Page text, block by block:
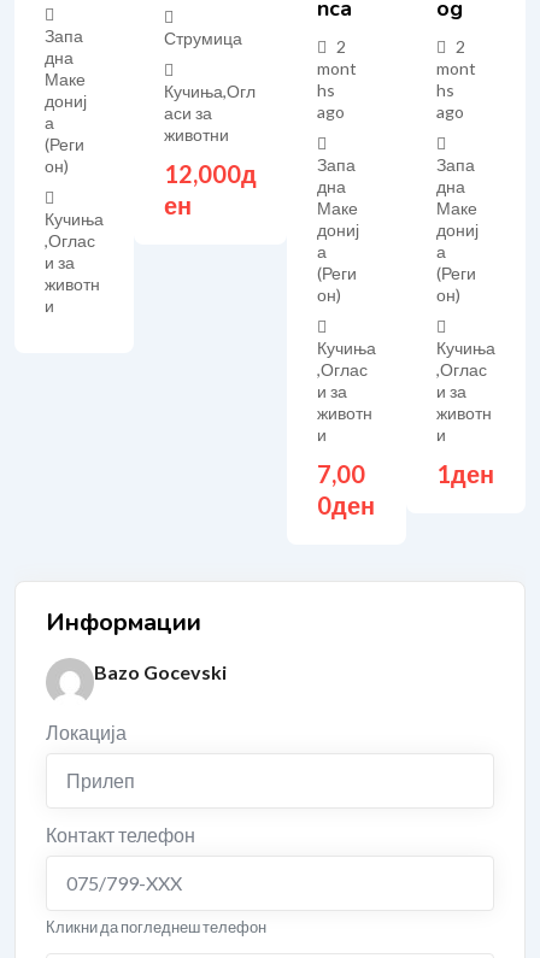
Запа
дна
Маке
дониј
а
(Реги
он)
Кучиња
,Оглас
и за
животн
и
Струмица
Кучиња,Огл
аси за
животни
12,000д
ен
Nca
2
mont
hs
ago
Запа
дна
Маке
дониј
а
(Реги
он)
Кучиња
,Оглас
и за
животн
и
7,00
0ден
Og
2
mont
hs
ago
Запа
дна
Маке
дониј
а
(Реги
он)
Кучиња
,Оглас
и за
животн
и
1ден
Информации
Bazo Gocevski
Локација
Прилеп
Контакт телефон
075/799-XXX
Кликни да погледнеш телефон